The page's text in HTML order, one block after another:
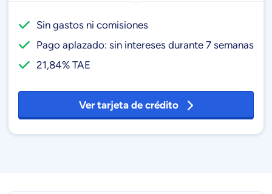
Sin gastos ni comisiones
Pago aplazado: sin intereses durante 7 semanas
21,84% TAE
Ver tarjeta de crédito